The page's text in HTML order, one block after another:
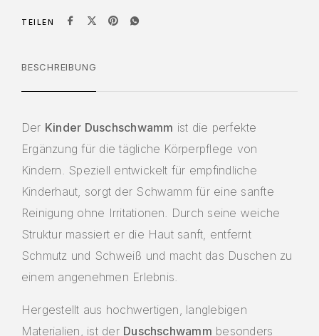
TEILEN
BESCHREIBUNG
Der Kinder Duschschwamm ist die perfekte
Ergänzung für die tägliche Körperpflege von
Kindern. Speziell entwickelt für empfindliche
Kinderhaut, sorgt der Schwamm für eine sanfte
Reinigung ohne Irritationen. Durch seine weiche
Struktur massiert er die Haut sanft, entfernt
Schmutz und Schweiß und macht das Duschen zu
einem angenehmen Erlebnis.
Hergestellt aus hochwertigen, langlebigen
Materialien, ist der Duschschwamm besonders